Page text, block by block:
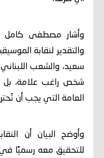
وأشار مصطفى كامل
والتقدير لنقابة
سعيد، والشعب
شخص راغب علامة، بل
العامة التي يجب أن
وأوضح البيان أن
للتحقيق معه رسميًا في